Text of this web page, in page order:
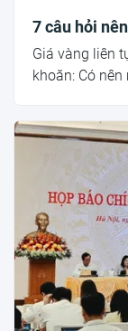
7 câu hỏi
Giá vàng liên
khoăn: Có